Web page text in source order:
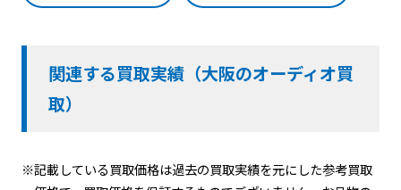
関連する買取実績（大阪のオーディオ買
取）
※記載している買取価格は過去の買取実績を元にした参考買取